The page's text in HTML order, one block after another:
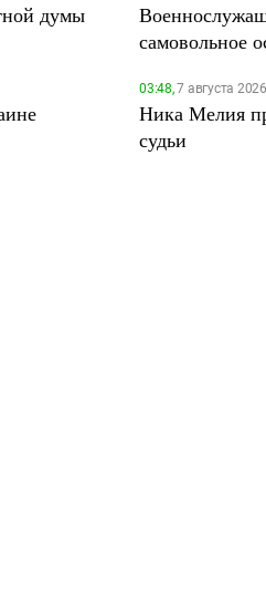
думы
самовольное
03:48,7 августа 2026
Ника Мелия
судьи